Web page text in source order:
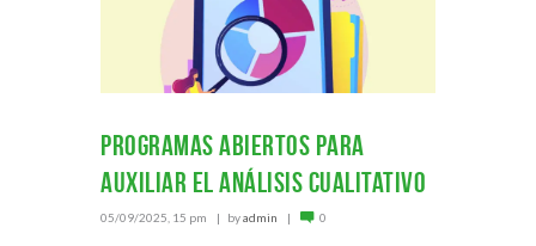
Programas abiertos para
auxiliar el análisis cualitativo
05/09/2025, 15 pm byadmin 0